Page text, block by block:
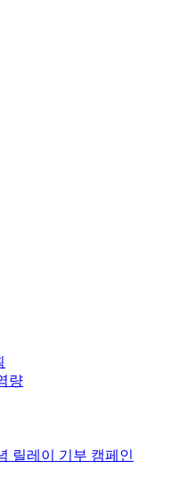
량
릴레이 기부 캠페인